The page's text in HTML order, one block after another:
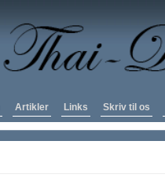
Artikler Links Skriv til os